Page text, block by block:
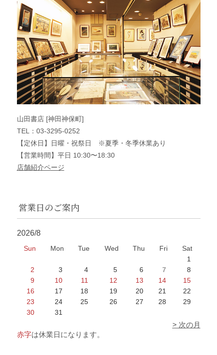
山田書店 [神田神保町]
TEL：03-3295-0252
【定休日】日曜・祝祭日 ※夏季・冬季休業あり
【営業時間】平日 10:30〜18:30
店舗紹介ページ
営業日のご案内
2026/8
Sun Mon Tue Wed Thu Fri
Sat
1
2
3 4 5 6 7
8
9
10 11 12 13 14
15
16
17 18 19 20 21
22
23
24 25 26 27 28
29
30
31
> 次の月
赤字は休業日になります。